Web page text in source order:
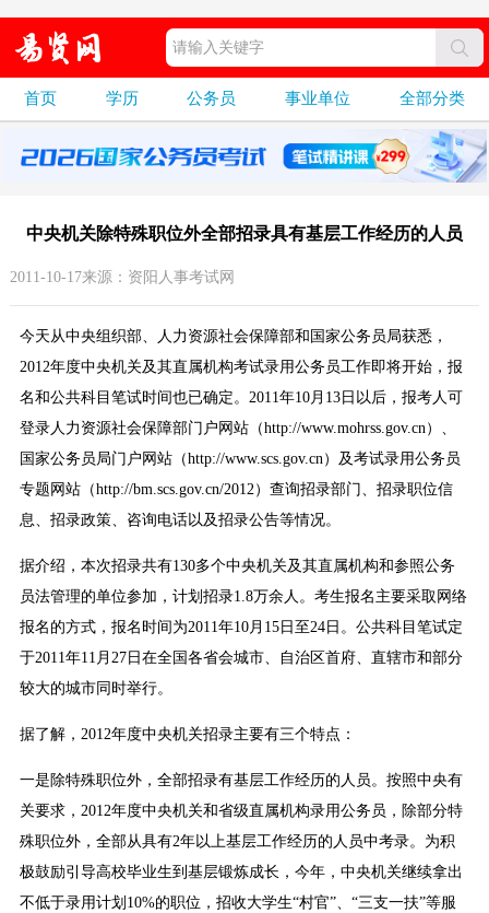
首页 学历 公务员 事业单位 全部分类
中央机关除特殊职位外全部招录具有基层工作经历的人员
2011-10-17来源：资阳人事考试网
今天从中央组织部、人力资源社会保障部和国家公务员局获悉，
2012年度中央机关及其直属机构考试录用公务员工作即将开始，报
名和公共科目笔试时间也已确定。2011年10月13日以后，报考人可
登录人力资源社会保障部门户网站（http://www.mohrss.gov.cn）、
国家公务员局门户网站（http://www.scs.gov.cn）及考试录用公务员
专题网站（http://bm.scs.gov.cn/2012）查询招录部门、招录职位信
息、招录政策、咨询电话以及招录公告等情况。
据介绍，本次招录共有130多个中央机关及其直属机构和参照公务
员法管理的单位参加，计划招录1.8万余人。考生报名主要采取网络
报名的方式，报名时间为2011年10月15日至24日。公共科目笔试定
于2011年11月27日在全国各省会城市、自治区首府、直辖市和部分
较大的城市同时举行。
据了解，2012年度中央机关招录主要有三个特点：
一是除特殊职位外，全部招录有基层工作经历的人员。按照中央有
关要求，2012年度中央机关和省级直属机构录用公务员，除部分特
殊职位外，全部从具有2年以上基层工作经历的人员中考录。为积
极鼓励引导高校毕业生到基层锻炼成长，今年，中央机关继续拿出
不低于录用计划10%的职位，招收大学生“村官”、“三支一扶”等服